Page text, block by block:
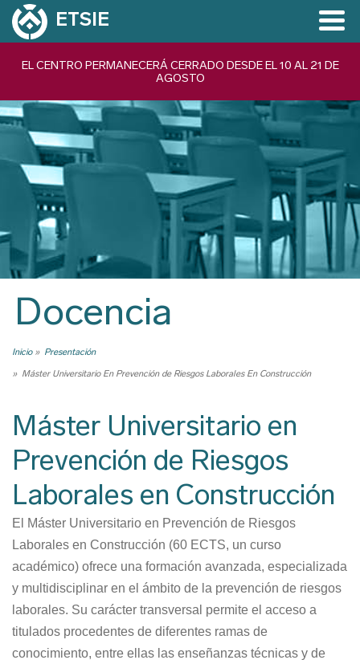
Pasar
ETSIE
Navegación
EL CENTRO PERMANECERÁ CERRADO DESDE EL 10 AL 21 DE
AGOSTO
Docencia
Ruta
de
Inicio
Presentación
Máster Universitario En Prevención de Riesgos Laborales En Construcción
Máster Universitario en
Prevención de Riesgos
Laborales en Construcción
El Máster Universitario en Prevención de Riesgos
Laborales en Construcción (60 ECTS, un curso
académico) ofrece una formación avanzada, especializada
y multidisciplinar en el ámbito de la prevención de riesgos
laborales. Su carácter transversal permite el acceso a
titulados procedentes de diferentes ramas de
conocimiento, entre ellas las enseñanzas técnicas y de